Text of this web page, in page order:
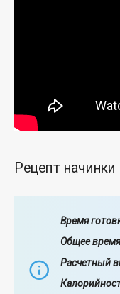
Рецепт
Время
Общее
Расчетный